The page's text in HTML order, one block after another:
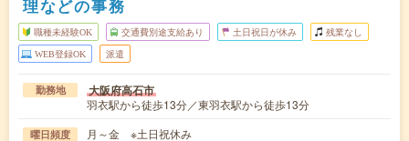
理などの事務
職種未経験OK 交通費別途支給あり 土日祝日が休み 残業なし
WEB登録OK 派遣
勤務地 大阪府高石市
羽衣駅から徒歩13分／東羽衣駅から徒歩13分
曜日頻度 月～金 ※土日祝休み